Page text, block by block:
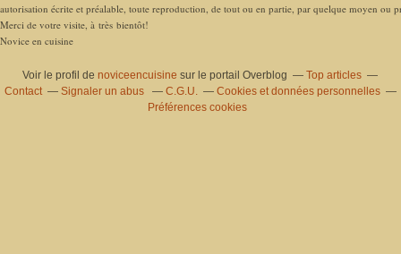
autorisation écrite et préalable, toute reproduction, de tout ou en partie, par quelque moyen ou
Merci de votre visite, à très bientôt!
Novice en cuisine
Voir le profil denoviceencuisine sur le portail Overblog
Top articles
Contact
Signaler un abus C.G.U.
Cookies et données personnelles
Préférences cookies